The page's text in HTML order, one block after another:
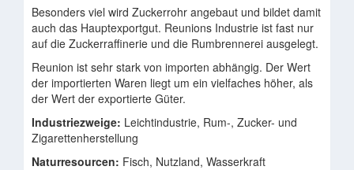
Besonders viel wird Zuckerrohr angebaut und bildet damit
auch das Hauptexportgut. Reunions Industrie ist fast nur
auf die Zuckerraffinerie und die Rumbrennerei ausgelegt.
Reunion ist sehr stark von importen abhängig. Der Wert
der importierten Waren liegt um ein vielfaches höher, als
der Wert der exportierte Güter.
Industriezweige: Leichtindustrie, Rum-, Zucker- und
Zigarettenherstellung
Naturresourcen: Fisch, Nutzland, Wasserkraft